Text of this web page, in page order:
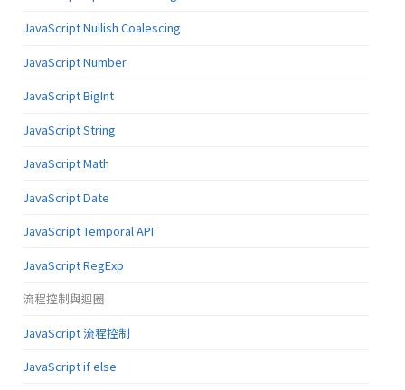
JavaScript Nullish Coalescing
JavaScript Number
JavaScript BigInt
JavaScript String
JavaScript Math
JavaScript Date
JavaScript Temporal API
JavaScript RegExp
流程控制與迴圈
JavaScript 流程控制
JavaScript if else